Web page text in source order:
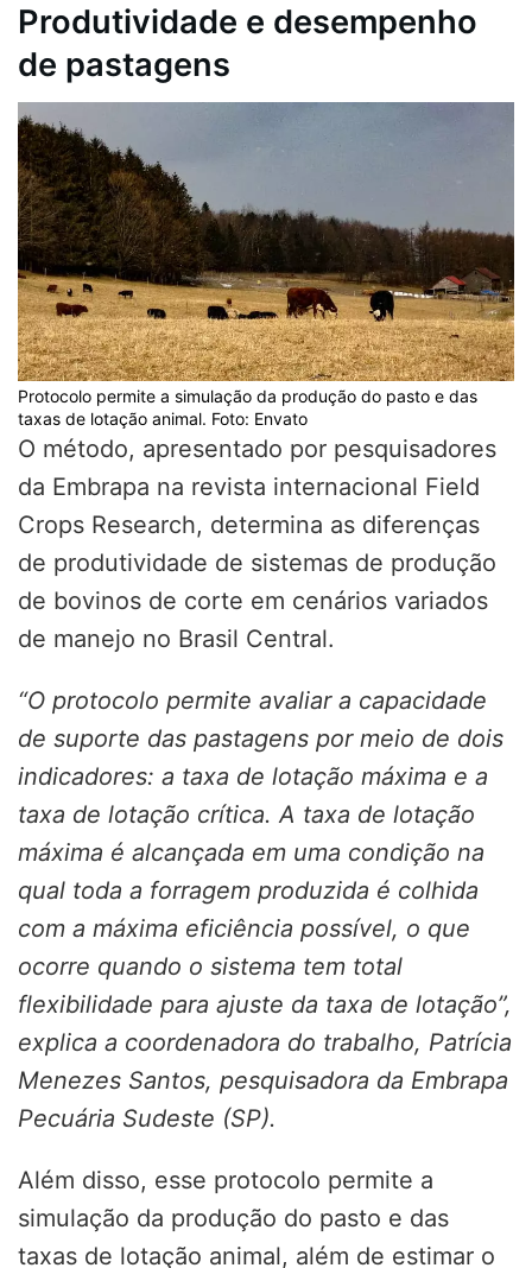
Produtividade e desempenho
de pastagens
Protocolo permite a simulação da produção do pasto e das
taxas de lotação animal. Foto: Envato
O método, apresentado por pesquisadores
da Embrapa na revista internacional Field
Crops Research, determina as diferenças
de produtividade de sistemas de produção
de bovinos de corte em cenários variados
de manejo no Brasil Central.
“O protocolo permite avaliar a capacidade
de suporte das pastagens por meio de dois
indicadores: a taxa de lotação máxima e a
taxa de lotação crítica. A taxa de lotação
máxima é alcançada em uma condição na
qual toda a forragem produzida é colhida
com a máxima eficiência possível, o que
ocorre quando o sistema tem total
flexibilidade para ajuste da taxa de lotação”,
explica a coordenadora do trabalho, Patrícia
Menezes Santos, pesquisadora da Embrapa
Pecuária Sudeste (SP).
Além disso, esse protocolo permite a
simulação da produção do pasto e das
taxas de lotação animal, além de estimar o